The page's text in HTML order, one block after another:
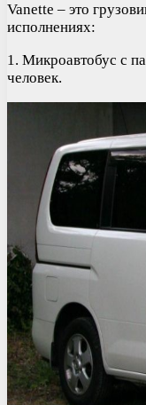
Vanette – это
исполнениях:
1. Микроавтобус с
человек.